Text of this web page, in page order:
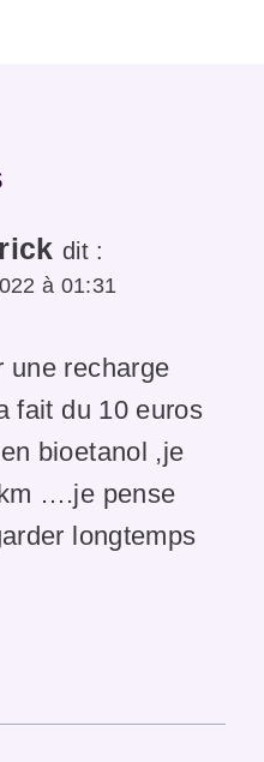
dit :
à 01:31
une recharge
fait du 10 euros
bioetanol ,je
….je pense
longtemps